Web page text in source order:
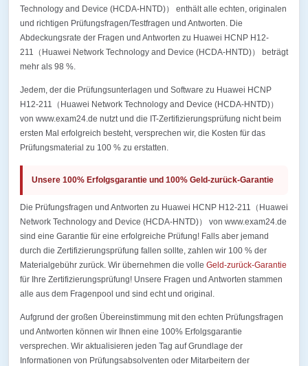
Technology and Device (HCDA-HNTD)） enthält alle echten, originalen
und richtigen Prüfungsfragen/Testfragen und Antworten. Die
Abdeckungsrate der Fragen und Antworten zu Huawei HCNP H12-
211（Huawei Network Technology and Device (HCDA-HNTD)） beträgt
mehr als 98 %.
Jedem, der die Prüfungsunterlagen und Software zu Huawei HCNP
H12-211（Huawei Network Technology and Device (HCDA-HNTD)）
von www.exam24.de nutzt und die IT-Zertifizierungsprüfung nicht beim
ersten Mal erfolgreich besteht, versprechen wir, die Kosten für das
Prüfungsmaterial zu 100 % zu erstatten.
Unsere 100% Erfolgsgarantie und 100% Geld-zurück-Garantie
Die Prüfungsfragen und Antworten zu Huawei HCNP H12-211（Huawei
Network Technology and Device (HCDA-HNTD)） von www.exam24.de
sind eine Garantie für eine erfolgreiche Prüfung! Falls aber jemand
durch die Zertifizierungsprüfung fallen sollte, zahlen wir 100 % der
Materialgebühr zurück. Wir übernehmen die volle Geld-zurück-Garantie
für Ihre Zertifizierungsprüfung! Unsere Fragen und Antworten stammen
alle aus dem Fragenpool und sind echt und original.
Aufgrund der großen Übereinstimmung mit den echten Prüfungsfragen
und Antworten können wir Ihnen eine 100% Erfolgsgarantie
versprechen. Wir aktualisieren jeden Tag auf Grundlage der
Informationen von Prüfungsabsolventen oder Mitarbeitern der